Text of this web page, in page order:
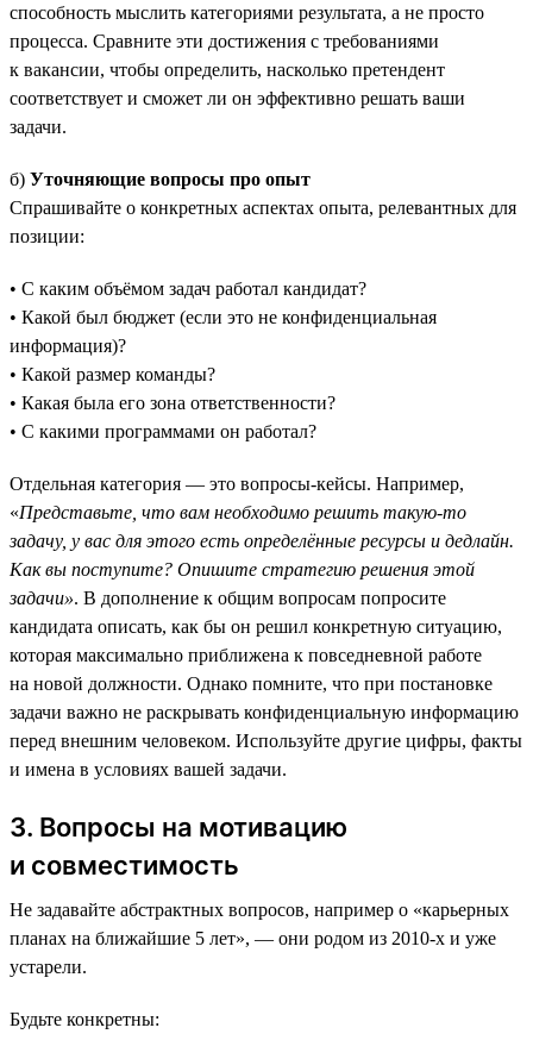
способность мыслить категориями результата, а не просто
процесса. Сравните эти достижения с требованиями
к вакансии, чтобы определить, насколько претендент
соответствует и сможет ли он эффективно решать ваши
задачи.
б) Уточняющие вопросы про опыт
Спрашивайте о конкретных аспектах опыта, релевантных для
позиции:
• С каким объёмом задач работал кандидат?
• Какой был бюджет (если это не конфиденциальная
информация)?
• Какой размер команды?
• Какая была его зона ответственности?
• С какими программами он работал?
Отдельная категория — это вопросы-кейсы. Например,
«Представьте, что вам необходимо решить такую-то
задачу, у вас для этого есть определённые ресурсы и дедлайн.
Как вы поступите? Опишите стратегию решения этой
задачи». В дополнение к общим вопросам попросите
кандидата описать, как бы он решил конкретную ситуацию,
которая максимально приближена к повседневной работе
на новой должности. Однако помните, что при постановке
задачи важно не раскрывать конфиденциальную информацию
перед внешним человеком. Используйте другие цифры, факты
и имена в условиях вашей задачи.
3. Вопросы на мотивацию
и совместимость
Не задавайте абстрактных вопросов, например о «карьерных
планах на ближайшие 5 лет», — они родом из 2010-х и уже
устарели.
Будьте конкретны: